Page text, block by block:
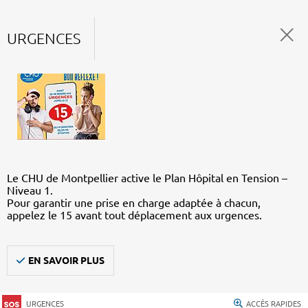
URGENCES
Le CHU de Montpellier active le Plan Hôpital en Tension –
Niveau 1.
Pour garantir une prise en charge adaptée à chacun,
appelez le 15 avant tout déplacement aux urgences.
EN SAVOIR PLUS
URGENCES ACCÈS RAPIDES